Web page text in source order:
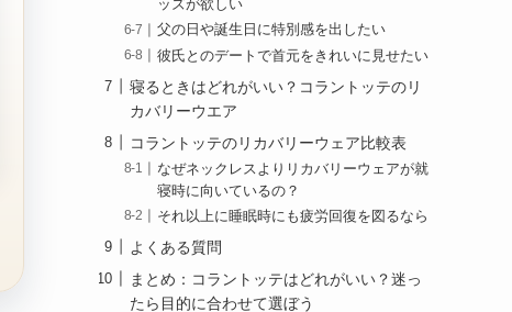
ッズが欲しい
父の日や誕生日に特別感を出したい
彼氏とのデートで首元をきれいに見せたい
寝るときはどれがいい？コラントッテのリ
カバリーウエア
コラントッテのリカバリーウェア比較表
なぜネックレスよりリカバリーウェアが就
寝時に向いているの？
それ以上に睡眠時にも疲労回復を図るなら
よくある質問
まとめ：コラントッテはどれがいい？迷っ
たら目的に合わせて選ぼう